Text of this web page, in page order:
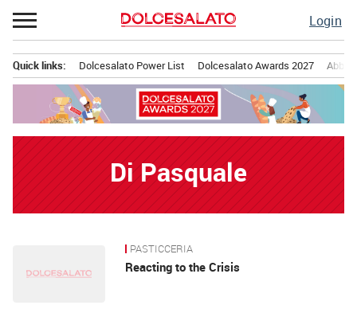
Passa
al
Login
principale
Quick links: Dolcesalato Power List Dolcesalato Awards 2027
Di Pasquale
PASTICCERIA
Reacting to the Crisis